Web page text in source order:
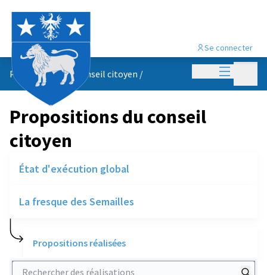
Menu
Se connecter
Propositions du conseil citoyen /
Propositions du conseil
citoyen
État d'exécution global
La fresque des Semailles
Propositions réalisées
Rechercher des réalisations